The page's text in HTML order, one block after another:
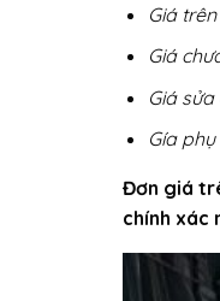
Giá
Giá
Giá
Gía
Đơn giá
chính xác